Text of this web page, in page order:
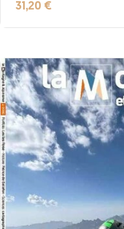
31,20 €